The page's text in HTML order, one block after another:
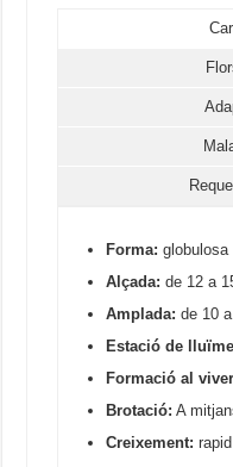
Forma: globulosa
Alçada: de 12 a
Amplada: de 10
Estació de
Formació al
Brotació: A
Creixement: